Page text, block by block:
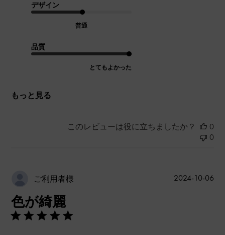
デザイン
普通
品質
とてもよかった
もっと見る
このレビューは役に立ちましたか？
0
0
ご利用者様
色が綺麗
公
2024-10-06